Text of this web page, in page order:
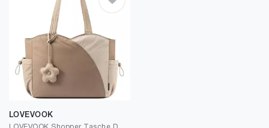
LOVEVOOK